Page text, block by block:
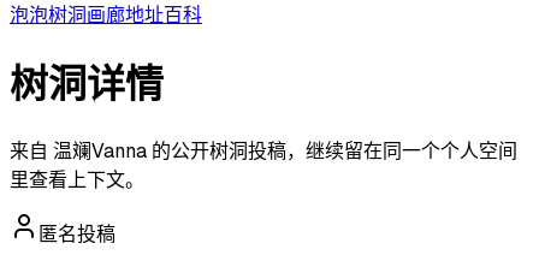
泡泡树洞画廊地址百科
树洞详情
来自 温斓Vanna 的公开树洞投稿，继续留在同一个个人空间
里查看上下文。
匿名投稿